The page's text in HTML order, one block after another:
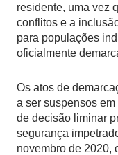
residente, uma vez
conflitos e a
para populações
oficialmente
Os atos de
a ser suspensos
de decisão liminar
segurança
novembro de 2020,